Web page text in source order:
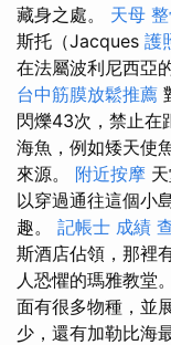
藏身之處。 天母
斯托（Jacques 護
在法屬波利尼西亞
台中筋膜放鬆推薦
閃爍43次，禁止在
海魚，例如矮天使
來源。 附近按摩
以穿過通往這個小
趣。 記帳士 成績
斯酒店佔領，那裡
人恐懼的瑪雅教堂。
面有很多物種，並
少，還有加勒比海